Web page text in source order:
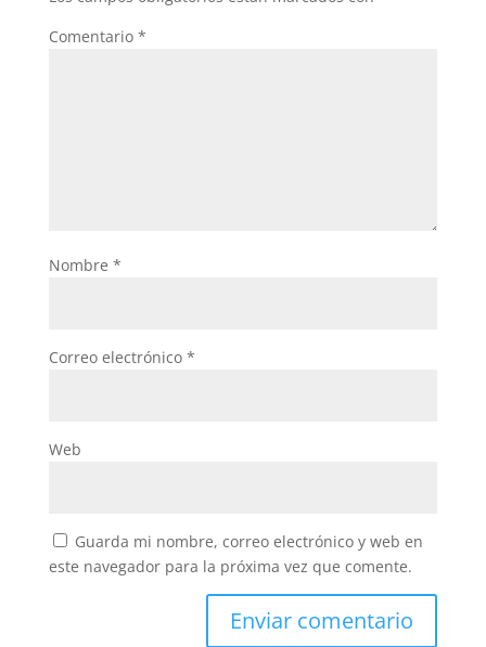
Comentario *
Nombre *
Correo electrónico *
Web
Guarda mi nombre, correo electrónico y web en
este navegador para la próxima vez que comente.